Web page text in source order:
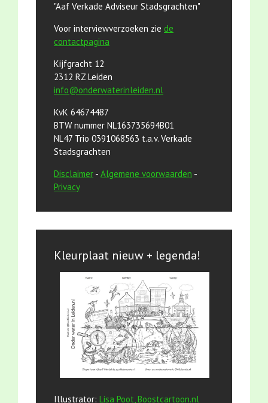
"Aaf Verkade Adviseur Stadsgrachten"
Voor interviewverzoeken zie de
contactpagina
Kijfgracht 12
2312 RZ Leiden
info@onderwaterinleiden.nl
KvK 64674487
BTW nummer NL163735694B01
NL47 Trio 0391068563 t.a.v. Verkade
Stadsgrachten
Disclaimer - Algemene voorwaarden -
Privacy
Kleurplaat nieuw + legenda!
Illustrator: Lisa Poot, Boostcartoon.nl